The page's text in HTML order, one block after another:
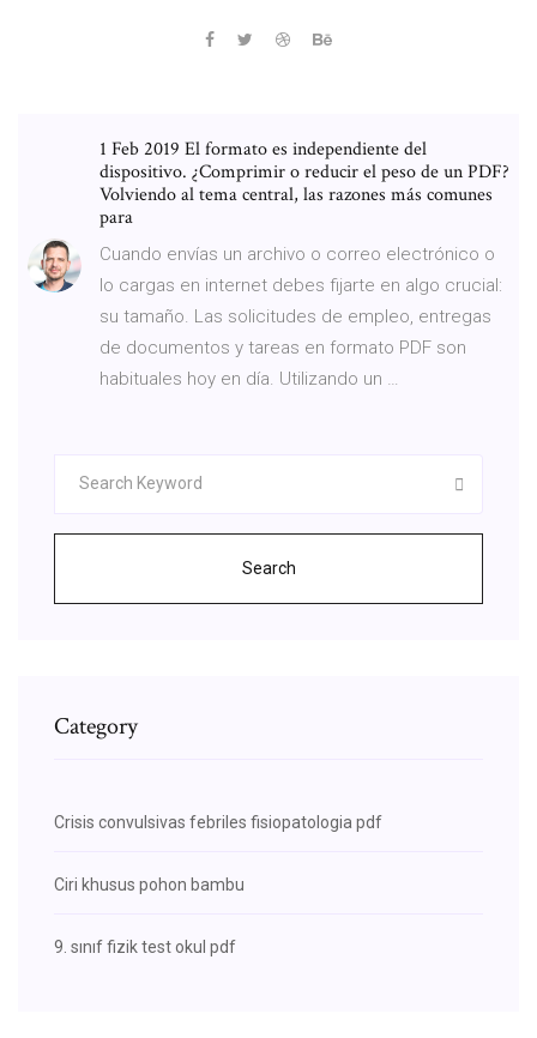
1 Feb 2019 El formato es independiente del
dispositivo. ¿Comprimir o reducir el peso de un PDF?
Volviendo al tema central, las razones más comunes
para
Cuando envías un archivo o correo electrónico o
lo cargas en internet debes fijarte en algo crucial:
su tamaño. Las solicitudes de empleo, entregas
de documentos y tareas en formato PDF son
habituales hoy en día. Utilizando un …
Search
Category
Crisis convulsivas febriles fisiopatologia pdf
Ciri khusus pohon bambu
9. sınıf fizik test okul pdf